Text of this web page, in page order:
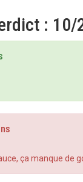
: 10/
ça manque de